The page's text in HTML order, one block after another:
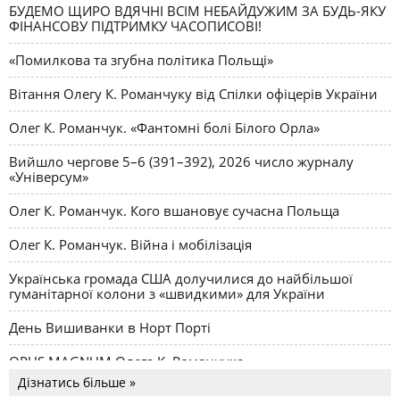
БУДЕМО ЩИРО ВДЯЧНІ ВСІМ НЕБАЙДУЖИМ ЗА БУДЬ-ЯКУ
ФІНАНСОВУ ПІДТРИМКУ ЧАСОПИСОВІ!
«Помилкова та згубна політика Польщі»
Вітання Олегу К. Романчуку від Спілки офіцерів України
Олег К. Романчук. «Фантомні болі Білого Орла»
Вийшло чергове 5–6 (391–392), 2026 число журналу
«Універсум»
Олег К. Романчук. Кого вшановує сучасна Польща
Олег К. Романчук. Війна і мобілізація
Українська громада США долучилися до найбільшої
гуманітарної колони з «швидкими» для України
День Вишиванки в Норт Порті
OPUS MAGNUM Олега К. Романчука
Дізнатись більше »